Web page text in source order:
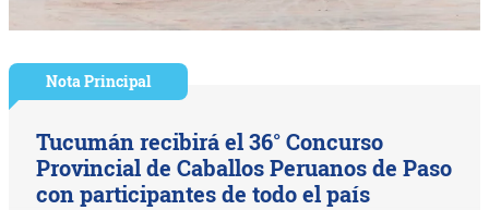
Nota Principal
Tucumán recibirá el 36° Concurso
Provincial de Caballos Peruanos de Paso
con participantes de todo el país